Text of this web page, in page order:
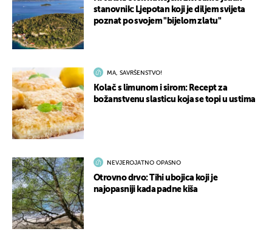
stanovnik: Ljepotan koji je diljem svijeta
poznat po svojem "bijelom zlatu"
MA, SAVRŠENSTVO!
Kolač s limunom i sirom: Recept za
božanstvenu slasticu koja se topi u ustima
NEVJEROJATNO OPASNO
Otrovno drvo: Tihi ubojica koji je
najopasniji kada padne kiša